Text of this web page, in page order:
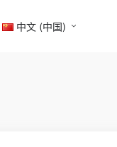
中文 (中国)